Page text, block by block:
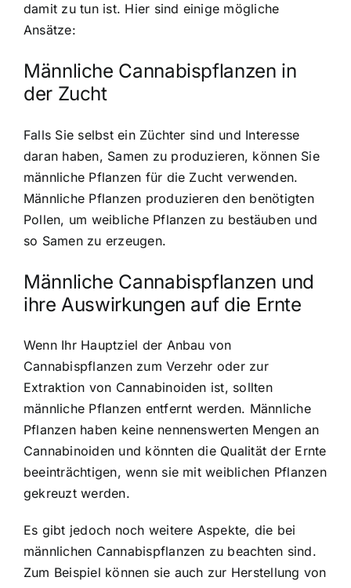
damit zu tun ist. Hier sind einige mögliche
Ansätze:
Männliche Cannabispflanzen in
der Zucht
Falls Sie selbst ein Züchter sind und Interesse
daran haben, Samen zu produzieren, können Sie
männliche Pflanzen für die Zucht verwenden.
Männliche Pflanzen produzieren den benötigten
Pollen, um weibliche Pflanzen zu bestäuben und
so Samen zu erzeugen.
Männliche Cannabispflanzen und
ihre Auswirkungen auf die Ernte
Wenn Ihr Hauptziel der Anbau von
Cannabispflanzen zum Verzehr oder zur
Extraktion von Cannabinoiden ist, sollten
männliche Pflanzen entfernt werden. Männliche
Pflanzen haben keine nennenswerten Mengen an
Cannabinoiden und könnten die Qualität der Ernte
beeinträchtigen, wenn sie mit weiblichen Pflanzen
gekreuzt werden.
Es gibt jedoch noch weitere Aspekte, die bei
männlichen Cannabispflanzen zu beachten sind.
Zum Beispiel können sie auch zur Herstellung von